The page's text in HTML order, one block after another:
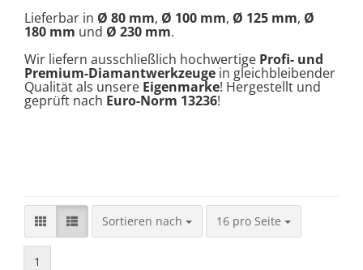
Lieferbar in Ø 80 mm, Ø 100 mm, Ø 125 mm, Ø
180 mm und Ø 230 mm.
Wir liefern ausschließlich hochwertige Profi- und
Premium-Diamantwerkzeuge in gleichbleibender
Qualität als unsere Eigenmarke! Hergestellt und
geprüft nach Euro-Norm 13236!
Sortieren nach
Sortieren nach 16 pro Seite
pro Seite
1